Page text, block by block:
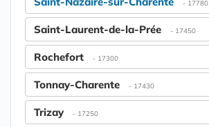
- 17780
Saint-Laurent-de-la-Prée - 17450
Rochefort - 17300
Tonnay-Charente - 17430
Trizay - 17250